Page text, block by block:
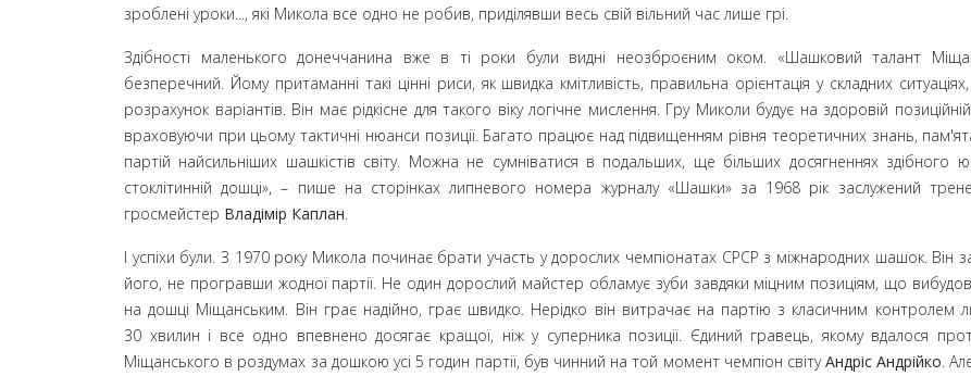
зроблені уроки..., які Микола все одно не робив, приділявши весь свій вільний час лише грі.
Здібності маленького донеччанина вже в ті роки були видні неозброєним оком. «Шашковий талант
безперечний. Йому притаманні такі цінні риси, як швидка кмітливість, правильна орієнтація у складних
розрахунок варіантів. Він має рідкісне для такого віку логічне мислення. Гру Миколи будує на здоровій
враховуючи при цьому тактичні нюанси позиції. Багато працює над підвищенням рівня теоретичних знань,
партій найсильніших шашкістів світу. Можна не сумніватися в подальших, ще більших досягненнях здібного
стоклітинній дошці», – пише на сторінках липневого номера журналу «Шашки» за 1968 рік заслужений
гросмейстер Владімір Каплан.
І успіхи були. З 1970 року Микола починає брати участь у дорослих чемпіонатах СРСР з міжнародних шашок. Він
його, не програвши жодної партії. Не один дорослий майстер обламує зуби завдяки міцним позиціям, що
на дошці Міщанським. Він грає надійно, грає швидко. Нерідко він витрачає на партію з класичним контролем
30 хвилин і все одно впевнено досягає кращої, ніж у суперника позиції. Єдиний гравець, якому вдалося
Міщанського в роздумах за дошкою усі 5 годин партії, був чинний на той момент чемпіон світуАндріс Андрійко.